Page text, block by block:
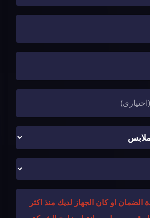
الضمان او كان الجهاز لديك منذ اكثر